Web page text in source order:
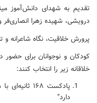
تقدیم به شهدای دانش‌آموز
درویشی، شهیده زهرا انصاری‌فر
پرورش خلاقیت، نگاه شاعرانه و
کودکان و نوجوانان برای
خلاقانه زیر را انتخاب کنند:
پادکست
دارد”